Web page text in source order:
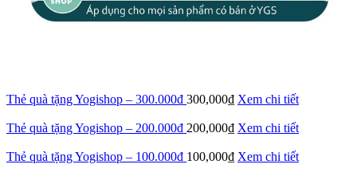
Thẻ quà tặng Yogishop – 300.000đ 300,000₫ Xem chi tiết
Thẻ quà tặng Yogishop – 200.000đ 200,000₫ Xem chi tiết
Thẻ quà tặng Yogishop – 100.000đ 100,000₫ Xem chi tiết